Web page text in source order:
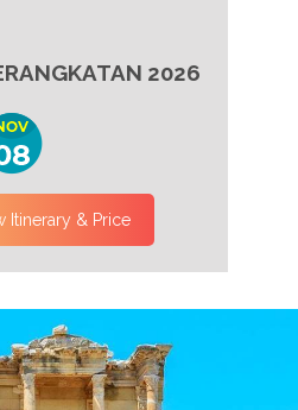
2026
Itinerary & Price